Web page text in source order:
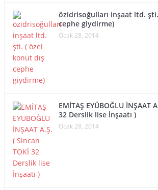
özidrisoğulları inşaat ltd.
cephe giydirme)
Ocak 28, 2014
EMİTAŞ EYÜBOĞLU İNŞAAT
32 Derslik lise İnşaatı )
Ocak 28, 2014